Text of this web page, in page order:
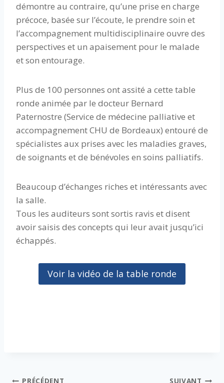
démontre au contraire, qu’une prise en charge
précoce, basée sur l’écoute, le prendre soin et
l’accompagnement multidisciplinaire ouvre des
perspectives et un apaisement pour le malade
et son entourage.
Plus de 100 personnes ont assité a cette table
ronde animée par le docteur Bernard
Paternostre (Service de médecine palliative et
accompagnement CHU de Bordeaux) entouré de
spécialistes aux prises avec les maladies graves,
de soignants et de bénévoles en soins palliatifs.
Beaucoup d’échanges riches et intéressants avec
la salle.
Tous les auditeurs sont sortis ravis et disent
avoir saisis des concepts qui leur avait jusqu’ici
échappés.
Voir la vidéo de la table ronde
PRÉCÉDENT SUIVANT